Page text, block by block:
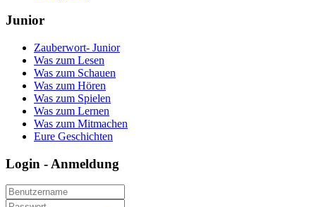
Junior
Zauberwort- Junior
Was zum Lesen
Was zum Schauen
Was zum Hören
Was zum Spielen
Was zum Lernen
Was zum Mitmachen
Eure Geschichten
Login - Anmeldung